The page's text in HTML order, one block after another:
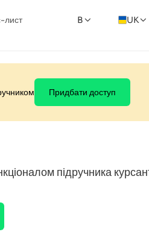
UK
лист B
Придбати доступ
підручника